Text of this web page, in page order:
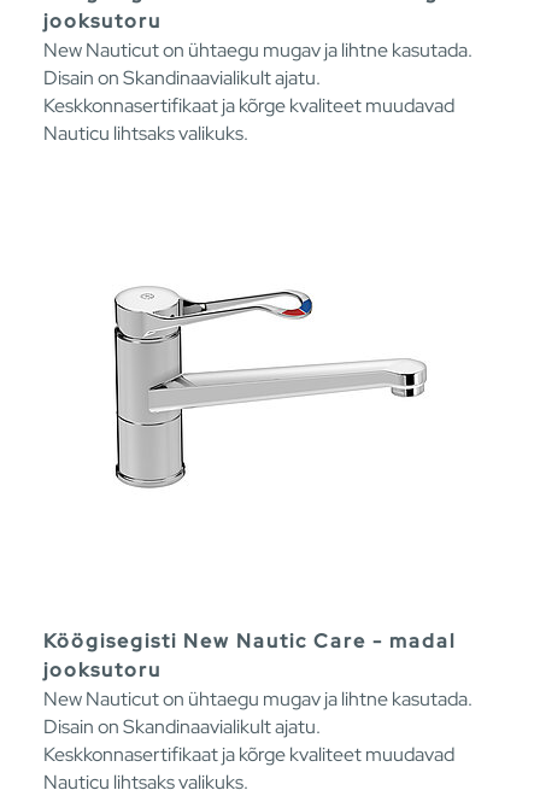
jooksutoru
New Nauticut on ühtaegu mugav ja lihtne kasutada.
Disain on Skandinaavialikult ajatu.
Keskkonnasertifikaat ja kõrge kvaliteet muudavad
Nauticu lihtsaks valikuks.
Köögisegisti New Nautic Care - madal
jooksutoru
New Nauticut on ühtaegu mugav ja lihtne kasutada.
Disain on Skandinaavialikult ajatu.
Keskkonnasertifikaat ja kõrge kvaliteet muudavad
Nauticu lihtsaks valikuks.